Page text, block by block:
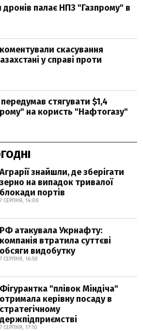
дронів палає НПЗ "Газпрому" в
скасування
у справі проти
передумав стягувати $1,4
на користь "Нафтогазу"
Аграрії знайшли, де зберігати
зерно на випадок тривалої
блокади портів
7 СЕРПНЯ, 14:00
РФ атакувала Укрнафту:
компанія втратила суттєві
обсяги видобутку
7 СЕРПНЯ, 16:50
Фігурантка "плівок Міндіча"
отримала керівну посаду в
стратегічному
держпідприємстві
7 СЕРПНЯ, 17:10